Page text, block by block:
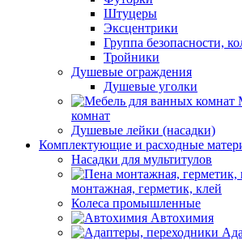
Штуцеры
Эксцентрики
Группа безопасности,
Тройники
Душевые ограждения
Душевые уголки
комнат
Душевые лейки (насадки)
Комплектующие и расходные
Насадки для мультитулов
монтажная, герметик, клей
Колеса промышленные
Автохимия